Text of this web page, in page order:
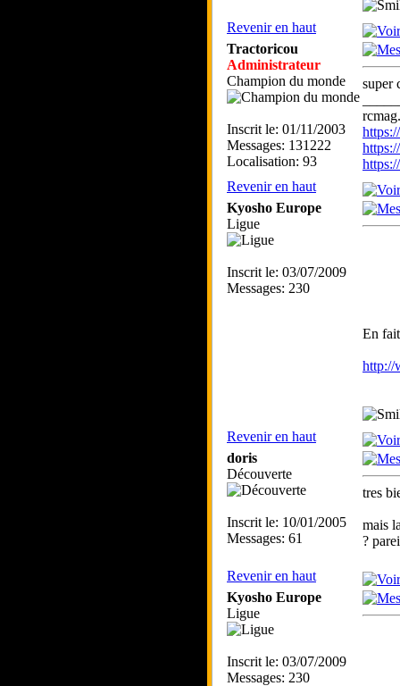
Revenir en haut
Tractoricou
Administrateur
Champion du monde
Inscrit le: 01/11/2003
Messages: 131222
Localisation: 93
super
Revenir en haut
Kyosho Europe
Ligue
Inscrit le: 03/07/2009
Messages: 230
En
http://
Revenir en haut
doris
Découverte
Inscrit le: 10/01/2005
Messages: 61
tres
mais
?
Revenir en haut
Kyosho Europe
Ligue
Inscrit le: 03/07/2009
Messages: 230